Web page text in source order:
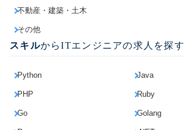
不動産・建築・土木
その他
スキルからITエンジニアの求人を探す
Python Java
PHP Ruby
Go Golang